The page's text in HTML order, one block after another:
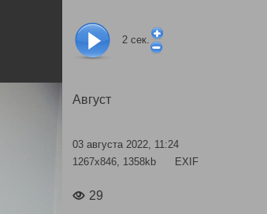
2 сек.
Август
03 августа 2022, 11:24
1267x846, 1358kb
EXIF
29